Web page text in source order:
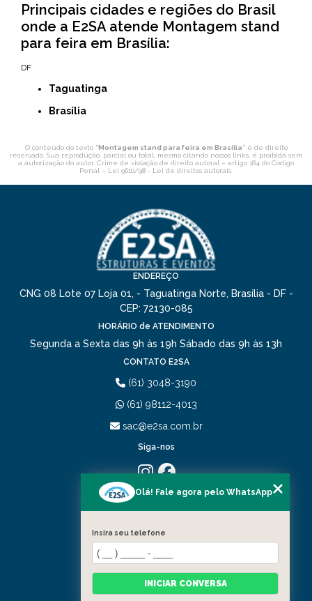
Principais cidades e regiões do Brasil
onde a E2SA atende Montagem stand
para feira em Brasília:
DF
Taguatinga
Brasília
O conteúdo do texto "Montagem stand para feira em Brasília" é de direito
reservado. Sua reprodução, parcial ou total, mesmo citando nossos links, é proibida sem
a autorização do autor. Crime de violação de direito autoral – artigo 184 do Código
Penal – Lei 9610/98 - Lei de direitos autorais
ENDEREÇO
CNG 08 Lote 07 Loja 01, - Taguatinga Norte, Brasília - DF -
CEP: 72130-085
HORÁRIO de ATENDIMENTO
Segunda a Sexta das 9h às 19h Sábado das 9h às 13h
CONTATO E2SA
(61) 3048-3190
(61) 98112-4013
sac@e2sa.com.br
Siga-nos
QUEM SOMOS
PORTIFÓLIO
SERVIÇOS
CONTATO
CATEGORIAS
Olá! Fale agora pelo WhatsApp
Insira seu telefone
INICIAR CONVERSA